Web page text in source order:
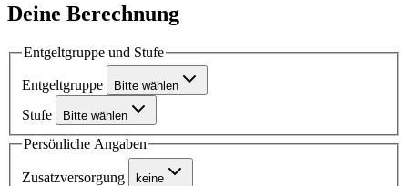
Deine Berechnung
Entgeltgruppe und Stufe
Entgeltgruppe Bitte wählen
Stufe Bitte wählen
Persönliche Angaben
Zusatzversorgung keine